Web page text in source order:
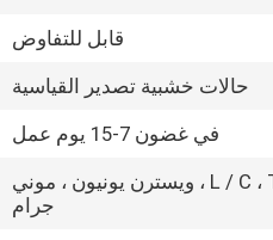
قابل للتفاوض
حالات خشبية تصدير القياسية
في غضون 7-15 يوم عمل
L / C ، T / T ، ويسترن يونيون ، موني
جرام